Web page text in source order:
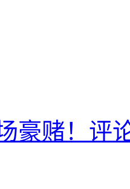
豪赌！评